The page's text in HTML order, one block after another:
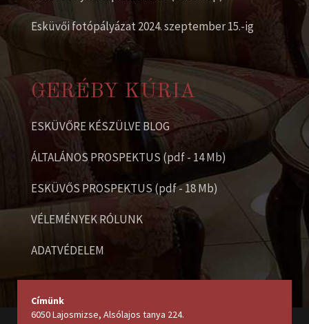
Esküvői fotópályázat 2024. szeptember 15.-ig
GERÉBY KÚRIA
ESKÜVŐRE KÉSZÜLVE BLOG
ÁLTALÁNOS PROSPEKTUS (pdf - 14 Mb)
ESKÜVŐS PROSPEKTUS (pdf - 18 Mb)
VÉLEMÉNYEK RÓLUNK
ADATVÉDELEM
Címünk
6050 Lajosmizse, Alsólajos tanya 224.